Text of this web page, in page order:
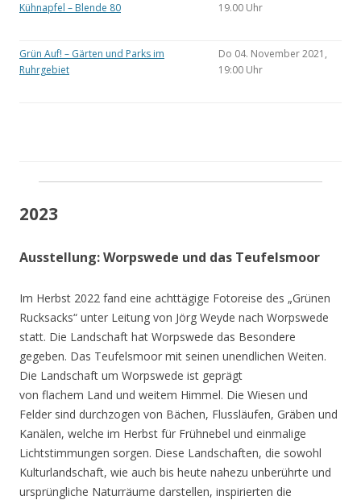
Kühnapfel – Blende 80
19.00 Uhr
Grün Auf! – Gärten und Parks im
Ruhrgebiet
Do 04. November 2021,
19:00 Uhr
2023
Ausstellung: Worpswede und das Teufelsmoor
Im Herbst 2022 fand eine achttägige Fotoreise des „Grünen
Rucksacks“ unter Leitung von Jörg Weyde nach Worpswede
statt. Die Landschaft hat Worpswede das Besondere
gegeben. Das Teufelsmoor mit seinen unendlichen Weiten.
Die Landschaft um Worpswede ist geprägt
von flachem Land und weitem Himmel. Die Wiesen und
Felder sind durchzogen von Bächen, Flussläufen, Gräben und
Kanälen, welche im Herbst für Frühnebel und einmalige
Lichtstimmungen sorgen. Diese Landschaften, die sowohl
Kulturlandschaft, wie auch bis heute nahezu unberührte und
ursprüngliche Naturräume darstellen, inspirierten die